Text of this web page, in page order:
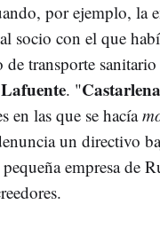
por ejemplo, la
socio con el que
de transporte sanitario
. "
en las que se hacía
un directivo
empresa de